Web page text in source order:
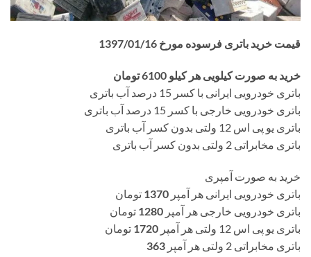
قیمت خرید باتری فرسوده مورخ 1397/01/16
خرید به صورت کیلویی هر کیلو 6100 تومان
باتری خودرویی ایرانی با کسر 15 درصد آب باتری
باتری خودرویی خارجی با کسر 15 درصد آب باتری
باتری یو پی اس 12 ولتی بدون کسر آب باتری
باتری مخابراتی 2 ولتی بدون کسر آب باتری
خرید به صورت آمپری
باتری خودرویی ایرانی هر آمپر 1370 تومان
باتری خودرویی خارجی هر آمپر 1280 تومان
باتری یو پی اس 12 ولتی هر آمپر
1720 تومان
باتری مخابراتی 2 ولتی هر آمپر
363